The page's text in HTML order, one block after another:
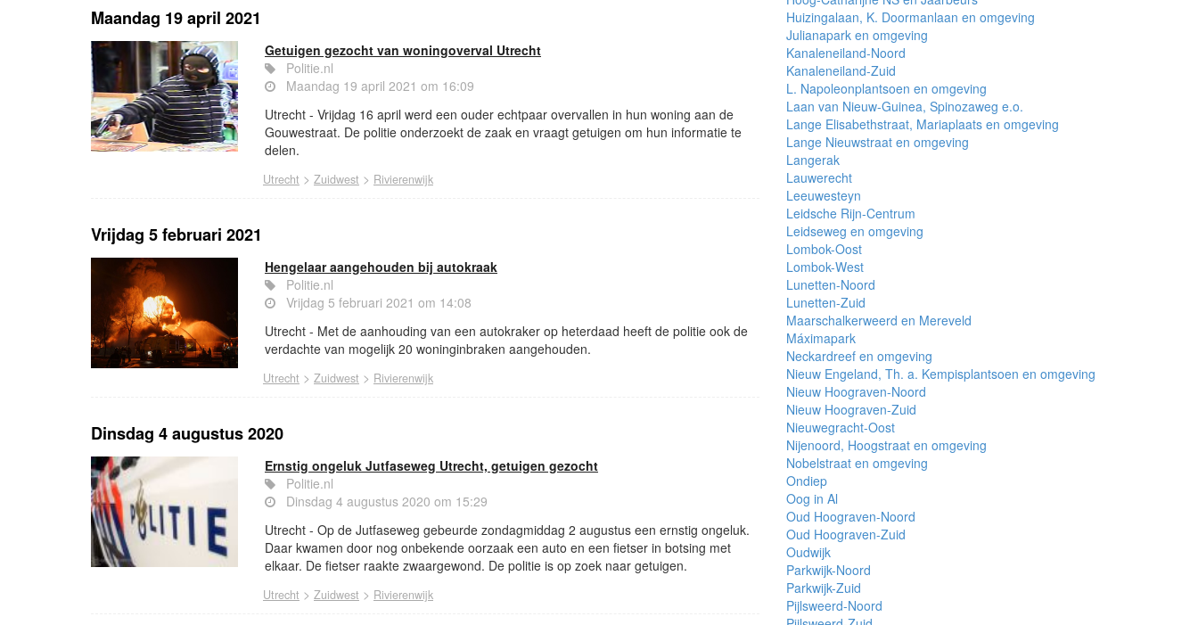
Maandag 19 april 2021
Getuigen gezocht van woningoverval Utrecht
Politie.nl
Maandag 19 april 2021 om 16:09
Utrecht - Vrijdag 16 april werd een ouder echtpaar overvallen in hun woning aan de
Gouwestraat. De politie onderzoekt de zaak en vraagt getuigen om hun informatie te
delen.
Utrecht > Zuidwest > Rivierenwijk
Vrijdag 5 februari 2021
Hengelaar aangehouden bij autokraak
Politie.nl
Vrijdag 5 februari 2021 om 14:08
Utrecht - Met de aanhouding van een autokraker op heterdaad heeft de politie ook de
verdachte van mogelijk 20 woninginbraken aangehouden.
Utrecht > Zuidwest > Rivierenwijk
Dinsdag 4 augustus 2020
Ernstig ongeluk Jutfaseweg Utrecht, getuigen gezocht
Politie.nl
Dinsdag 4 augustus 2020 om 15:29
Utrecht - Op de Jutfaseweg gebeurde zondagmiddag 2 augustus een ernstig ongeluk.
Daar kwamen door nog onbekende oorzaak een auto en een fietser in botsing met
elkaar. De fietser raakte zwaargewond. De politie is op zoek naar getuigen.
Utrecht > Zuidwest > Rivierenwijk
Huizingalaan, K. Doormanlaan en omgeving
Julianapark en omgeving
Kanaleneiland-Noord
Kanaleneiland-Zuid
L. Napoleonplantsoen en omgeving
Laan van Nieuw-Guinea, Spinozaweg e.o.
Lange Elisabethstraat, Mariaplaats en omgeving
Lange Nieuwstraat en omgeving
Langerak
Lauwerecht
Leeuwesteyn
Leidsche Rijn-Centrum
Leidseweg en omgeving
Lombok-Oost
Lombok-West
Lunetten-Noord
Lunetten-Zuid
Maarschalkerweerd en Mereveld
Máximapark
Neckardreef en omgeving
Nieuw Engeland, Th. a. Kempisplantsoen en omgeving
Nieuw Hoograven-Noord
Nieuw Hoograven-Zuid
Nieuwegracht-Oost
Nijenoord, Hoogstraat en omgeving
Nobelstraat en omgeving
Ondiep
Oog in Al
Oud Hoograven-Noord
Oud Hoograven-Zuid
Oudwijk
Parkwijk-Noord
Parkwijk-Zuid
Pijlsweerd-Noord